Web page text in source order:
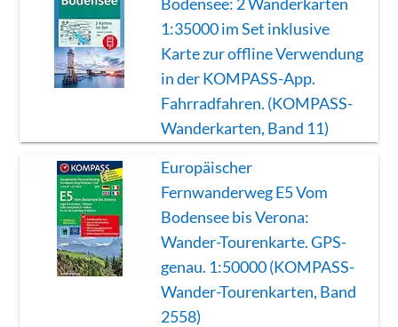
1:35000 im Set inklusive
Karte zur offline Verwendung
in der KOMPASS-App.
Fahrradfahren. (KOMPASS-
Wanderkarten, Band 11)
Europäischer
Fernwanderweg E5 Vom
Bodensee bis Verona:
Wander-Tourenkarte. GPS-
genau. 1:50000 (KOMPASS-
Wander-Tourenkarten, Band
2558)